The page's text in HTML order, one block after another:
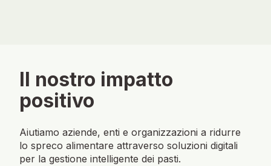
Il nostro impatto
positivo
Aiutiamo aziende, enti e organizzazioni a ridurre
lo spreco alimentare attraverso soluzioni digitali
per la gestione intelligente dei pasti.